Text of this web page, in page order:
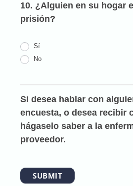
10. ¿Alguien en su hogar
prisión?
Sí
No
Si desea hablar con
encuesta, o desea recibir
hágaselo saber a la
proveedor.
SUBMIT